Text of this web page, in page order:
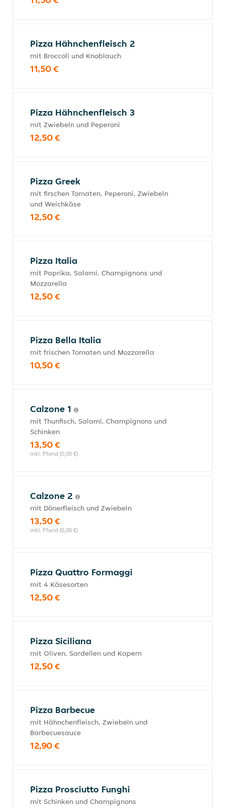
Pizza Hähnchenfleisch 2
mit Broccoli und Knoblauch
11,50 €
Pizza Hähnchenfleisch 3
mit Zwiebeln und Peperoni
12,50 €
Pizza Greek
mit firschen Tomaten, Peperoni, Zwiebeln
und Weichkäse
12,50 €
Pizza Italia
mit Paprika, Salami, Champignons und
Mozzarella
12,50 €
Pizza Bella Italia
mit frischen Tomaten und Mozzarella
10,50 €
Calzone 1
mit Thunfisch, Salami, Champignons und
Schinken
13,50 €
inkl. Pfand (0,00 €)
Calzone 2
mit Dönerfleisch und Zwiebeln
13,50 €
inkl. Pfand (0,00 €)
Pizza Quattro Formaggi
mit 4 Käsesorten
12,50 €
Pizza Siciliana
mit Oliven, Sardellen und Kapern
12,50 €
Pizza Barbecue
mit Hähnchenfleisch, Zwiebeln und
Barbecuesauce
12,90 €
Pizza Prosciutto Funghi
mit Schinken und Champignons